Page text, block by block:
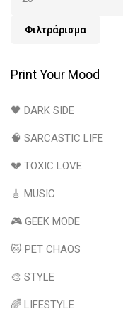
Φιλτράρισμα
Print Your Mood
🖤 DARK SIDE
🧠 SARCASTIC LIFE
💔 TOXIC LOVE
🎸 MUSIC
🎮 GEEK MODE
🐱 PET CHAOS
🎨 STYLE
🌈 LIFESTYLE